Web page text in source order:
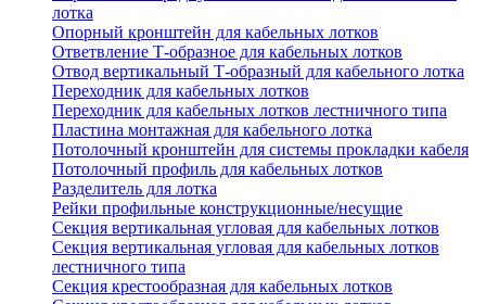
лотка
Опорный кронштейн для кабельных лотков
Ответвление Т-образное для кабельных лотков
Отвод вертикальный Т-образный для кабельного лотка
Переходник для кабельных лотков
Переходник для кабельных лотков лестничного типа
Пластина монтажная для кабельного лотка
Потолочный кронштейн для системы прокладки кабеля
Потолочный профиль для кабельных лотков
Разделитель для лотка
Рейки профильные конструкционные/несущие
Секция вертикальная угловая для кабельных лотков
Секция вертикальная угловая для кабельных лотков
лестничного типа
Секция крестообразная для кабельных лотков